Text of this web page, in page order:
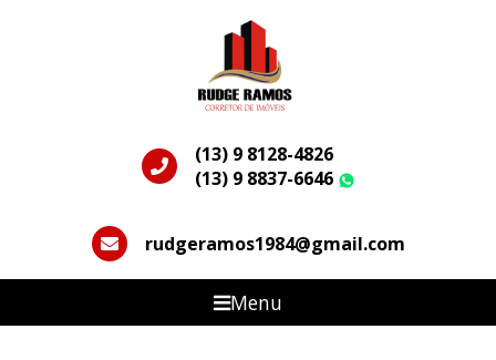
(13) 9 8128-4826
(13) 9 8837-6646
rudgeramos1984@gmail.com
Menu